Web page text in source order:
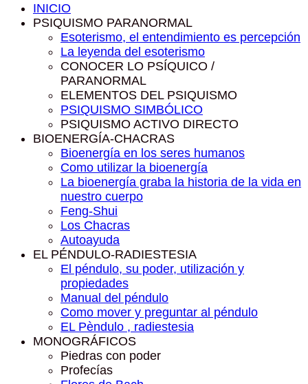
INICIO
PSIQUISMO PARANORMAL
Esoterismo, el entendimiento es percepción
La leyenda del esoterismo
CONOCER LO PSÍQUICO /
PARANORMAL
ELEMENTOS DEL PSIQUISMO
PSIQUISMO SIMBÓLICO
PSIQUISMO ACTIVO DIRECTO
BIOENERGÍA-CHACRAS
Bioenergía en los seres humanos
Como utilizar la bioenergía
La bioenergía graba la historia de la vida en
nuestro cuerpo
Feng-Shui
Los Chacras
Autoayuda
EL PÉNDULO-RADIESTESIA
El péndulo, su poder, utilización y
propiedades
Manual del péndulo
Como mover y preguntar al péndulo
EL Pèndulo , radiestesia
MONOGRÁFICOS
Piedras con poder
Profecías